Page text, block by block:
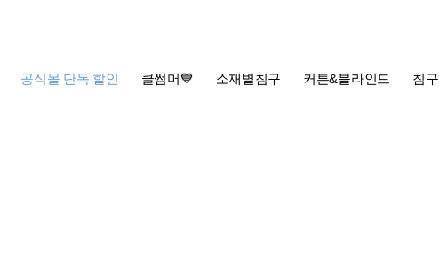
공식몰 단독 할인 쿨썸머💙 소재별침구 커튼&블라인드 침구